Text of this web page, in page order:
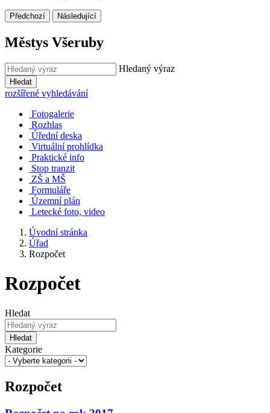
Předchozí Následující
Městys Všeruby
Hledaný výraz
Hledat
rozšířené vyhledávání
Fotogalerie
Rozhlas
Úřední deska
Virtuální prohlídka
Praktické info
Stop tranzit
ZŠ a MŠ
Formuláře
Územní plán
Letecké foto, video
Úvodní stránka
Úřad
Rozpočet
Rozpočet
Hledat
Hledat
Kategorie
Rozpočet